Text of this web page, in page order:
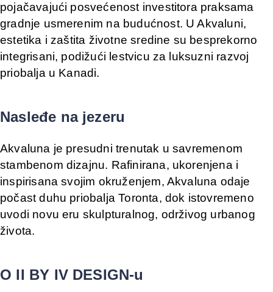
pojačavajući posvećenost investitora praksama
gradnje usmerenim na budućnost. U Akvaluni,
estetika i zaštita životne sredine su besprekorno
integrisani, podižući lestvicu za luksuzni razvoj
priobalja u Kanadi.
Nasleđe na jezeru
Akvaluna je presudni trenutak u savremenom
stambenom dizajnu. Rafinirana, ukorenjena i
inspirisana svojim okruženjem, Akvaluna odaje
počast duhu priobalja Toronta, dok istovremeno
uvodi novu eru skulpturalnog, održivog urbanog
života.
O II BY IV DESIGN-u